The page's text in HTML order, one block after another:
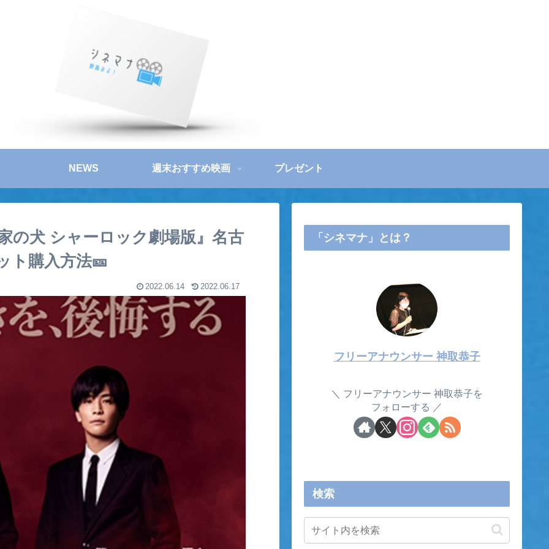
NEWS 週末おすすめ映画 プレゼント
の犬 シャーロック劇場版』名古
ト購入方法🎫
2022.06.14 2022.06.17
「シネマナ」とは？
フリーアナウンサー 神取恭子
フリーアナウンサー 神取恭子を
フォローする
検索